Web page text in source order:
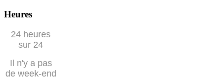
Heures
24 heures
sur 24
Il n'y a pas
de week-end